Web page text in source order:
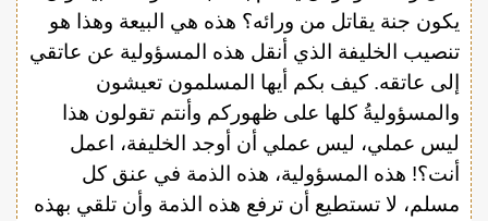
يكون جنة يقاتل من ورائه؟ هذه هي البيعة وهذا هو
تنصيب الخليفة الذي أنقل هذه المسؤولية عن عاتقي
إلى عاتقه. كيف بكم أيها المسلمون تعيشون
والمسؤوليةُ كلها على ظهوركم وأنتم تقولون هذا
ليس عملي، ليس عملي أن أوجد الخليفة، اعمل
أنت؟! هذه المسؤولية، هذه الذمة في عنق كل
مسلم، لا تستطيع أن ترفع هذه الذمة وأن تلقي بهذه